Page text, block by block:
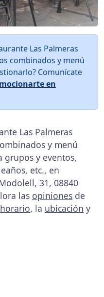
Las Palmeras
combinados y menú
Comunícate
en
Las Palmeras
y menú
grupos y eventos,
etc., en
31, 08840
las opiniones de
horario, la ubicación y